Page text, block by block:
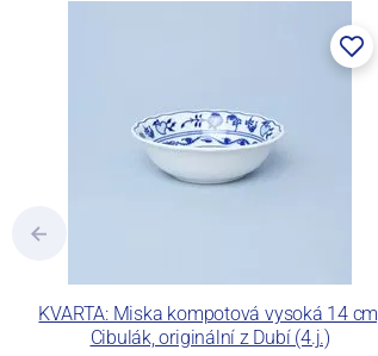
KVARTA: Miska kompotová vysoká 14 cm,
Cibulák, originální z Dubí (4.j.)